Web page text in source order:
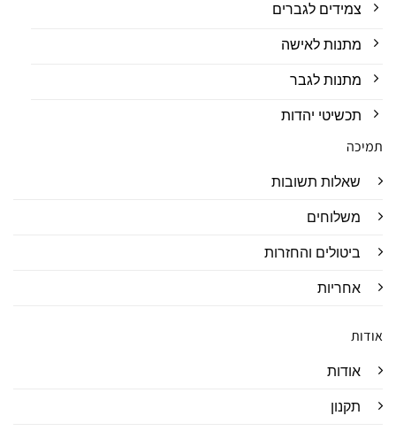
צמידים לגברים
מתנות לאישה
מתנות לגבר
תכשיטי יהדות
תמיכה
שאלות תשובות
משלוחים
ביטולים והחזרות
אחריות
אודות
אודות
תקנון